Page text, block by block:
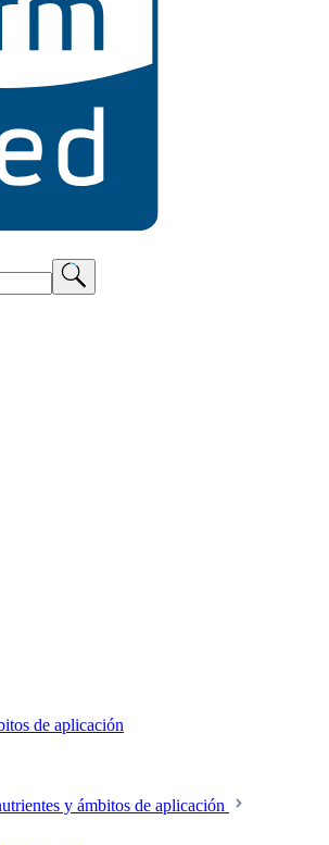
de aplicación
y ámbitos de aplicación